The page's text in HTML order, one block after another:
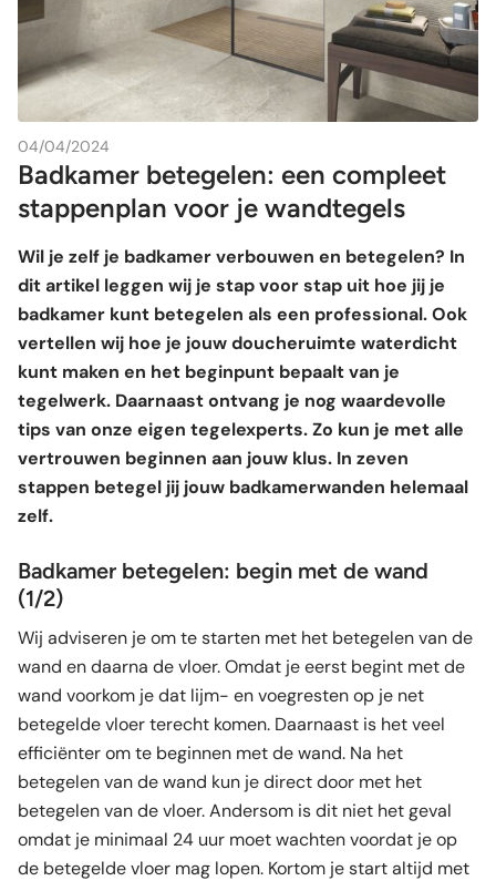
04/04/2024
Badkamer betegelen: een compleet
stappenplan voor je wandtegels
Wil je zelf je badkamer verbouwen en betegelen? In
dit artikel leggen wij je stap voor stap uit hoe jij je
badkamer kunt betegelen als een professional. Ook
vertellen wij hoe je jouw doucheruimte waterdicht
kunt maken en het beginpunt bepaalt van je
tegelwerk. Daarnaast ontvang je nog waardevolle
tips van onze eigen tegelexperts. Zo kun je met alle
vertrouwen beginnen aan jouw klus. In zeven
stappen betegel jij jouw badkamerwanden helemaal
zelf.
Badkamer betegelen: begin met de wand
(1/2)
Wij adviseren je om te starten met het betegelen van de
wand en daarna de vloer. Omdat je eerst begint met de
wand voorkom je dat lijm- en voegresten op je net
betegelde vloer terecht komen. Daarnaast is het veel
efficiënter om te beginnen met de wand. Na het
betegelen van de wand kun je direct door met het
betegelen van de vloer. Andersom is dit niet het geval
omdat je minimaal 24 uur moet wachten voordat je op
de betegelde vloer mag lopen. Kortom je start altijd met